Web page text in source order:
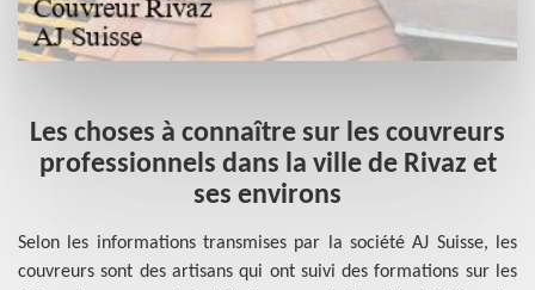
Les choses à connaître sur les couvreurs
professionnels dans la ville de Rivaz et
ses environs
Selon les informations transmises par la société AJ Suisse, les
couvreurs sont des artisans qui ont suivi des formations sur les